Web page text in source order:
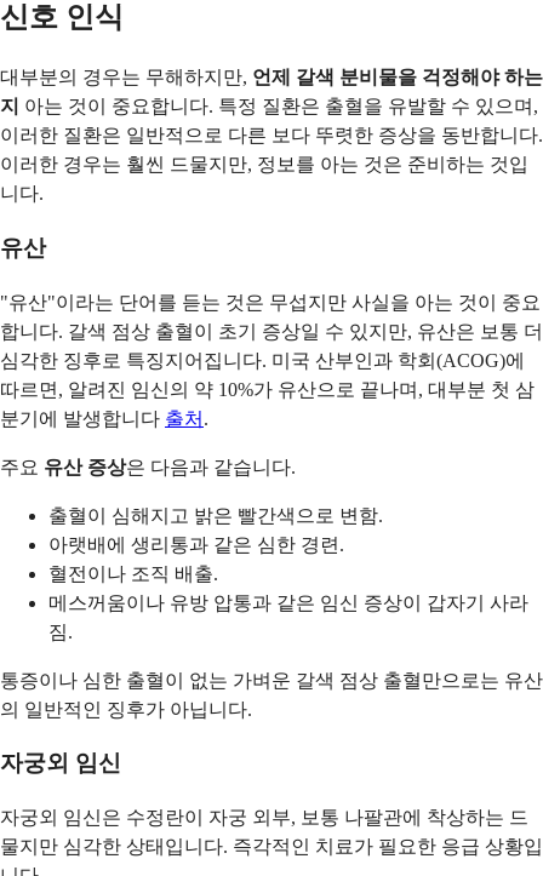
신호 인식
대부분의 경우는 무해하지만, 언제 갈색 분비물을 걱정해야 하는
지 아는 것이 중요합니다. 특정 질환은 출혈을 유발할 수 있으며,
이러한 질환은 일반적으로 다른 보다 뚜렷한 증상을 동반합니다.
이러한 경우는 훨씬 드물지만, 정보를 아는 것은 준비하는 것입
니다.
유산
"유산"이라는 단어를 듣는 것은 무섭지만 사실을 아는 것이 중요
합니다. 갈색 점상 출혈이 초기 증상일 수 있지만, 유산은 보통 더
심각한 징후로 특징지어집니다. 미국 산부인과 학회(ACOG)에
따르면, 알려진 임신의 약 10%가 유산으로 끝나며, 대부분 첫 삼
분기에 발생합니다 출처 .
주요 유산 증상은 다음과 같습니다.
출혈이 심해지고 밝은 빨간색으로 변함.
아랫배에 생리통과 같은 심한 경련.
혈전이나 조직 배출.
메스꺼움이나 유방 압통과 같은 임신 증상이 갑자기 사라
짐.
통증이나 심한 출혈이 없는 가벼운 갈색 점상 출혈만으로는 유산
의 일반적인 징후가 아닙니다.
자궁외 임신
자궁외 임신은 수정란이 자궁 외부, 보통 나팔관에 착상하는 드
물지만 심각한 상태입니다. 즉각적인 치료가 필요한 응급 상황입